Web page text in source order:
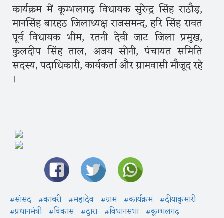
कार्यक्रम में कूम्भलगढ़ विधायक सुरेन्द्र सिंह राठौड़,
मानसिंह बारहठ जिलाध्यक्ष राजसमन्द, हरि सिंह रावत
पूर्व विधायक भीम, रतनी देवी जाट जिला प्रमुख,
कुलदीप सिंह ताल, अजय सोनी, पंचायत समिति
सदस्य, पदाधिकारी, कार्यकर्ता और ग्रामवासी मौजूद रहे
।
#सांसद #काबरी #महादेव #ग्राम #कार्यक्रम #दीयाकुमारी
#प्रधानमंत्री #विकास #द्वारा #विधानसभा #कूम्भलगढ़